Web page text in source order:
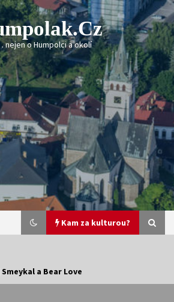
. nejen o Humpolci a okolí
Kam za kulturou?
a Bear Love